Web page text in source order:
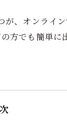
、オンライ
方でも簡単